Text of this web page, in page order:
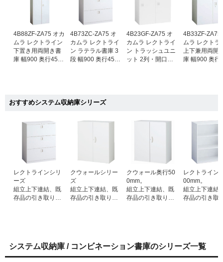
4B88ZF-ZA75 オカ
ムラ レクトライン
下置き用両開き書
庫 幅900 奥行450
4B73ZC-ZA75 オ
カムラ レクトライ
ン ラテラル書庫 3
段 幅900 奥行450
4B23GF-ZA75 オ
カムラ レクトライ
ン トラッシュユニ
ット 2列・開口大
4B33ZF-ZA75
ムラ レクトラ
上下兼用両開
庫 幅900 奥行
おすすめシステム収納庫シリーズ
レクトラインシリ
ーズ
組立上下連結、既
存品の引き取り回
クウォールシリー
ズ
組立上下連結、既
存品の引き取り回
クウォール奥行50
0mm。
組立上下連結、既
存品の引き取り回
レクトライン
00mm。
組立上下連結
存品の引き取
システム収納庫 / コンビネーション書庫のシリーズ一覧